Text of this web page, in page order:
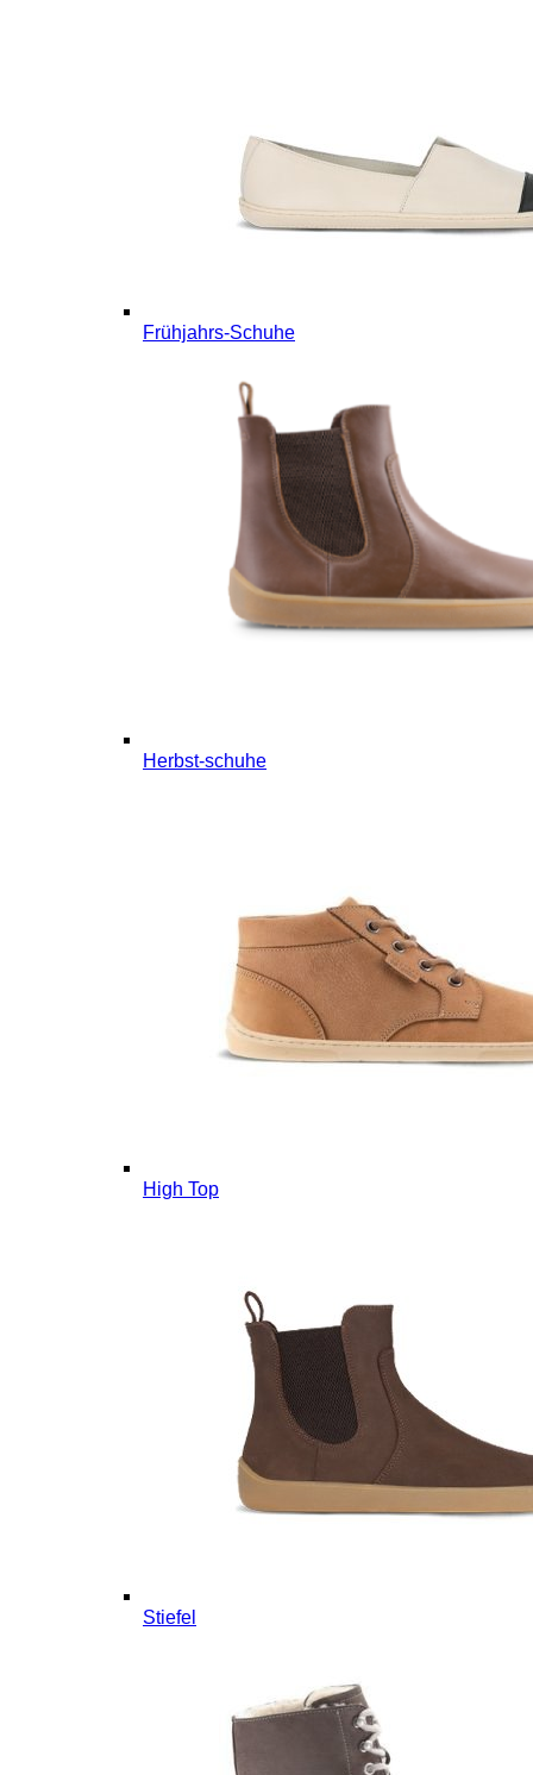
Frühjahrs-Schuhe
Herbst-schuhe
High Top
Stiefel